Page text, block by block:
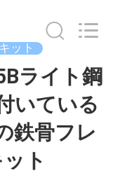
ット
ライト鋼
いている
鉄骨フレ
ト